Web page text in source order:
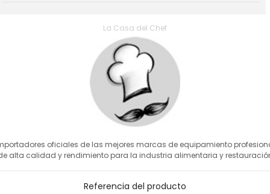
La Casa del Chef
oficiales de las mejores marcas de equipamiento
alta calidad y rendimiento para la industria alimentaria y
Referencia del producto